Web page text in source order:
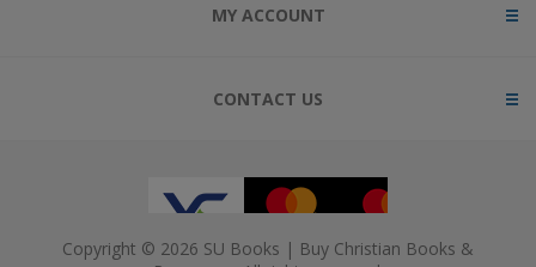
MY ACCOUNT
CONTACT US
Copyright © 2026 SU Books | Buy Christian Books &